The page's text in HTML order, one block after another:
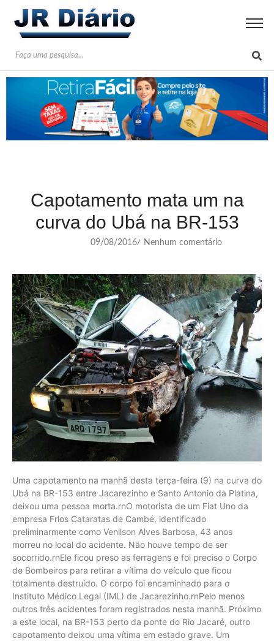
Capotamento mata um na
curva do Ubá na BR-153
09/08/2016/ Nenhum comentário
Uma capotamento na manhã desta terça-feira (9) na curva do
Ubá na BR-153 entre Jacarezinho e Santo Antonio da Platina,
deixou uma pessoa morta.rnO motorista de um Fiat Uno da
empresa Frios Cataratas de Cambé, identificado
preliminarmente como Venilson Alves Barbosa, 43 anos
morreu no local do acidente. Não houve tempo de ser
socorrido.rnEle ficou preso as ferragens e foi preciso o Corpo
de Bombeiros para retirar a vítima do veículo que ficou
totalmente destruído. O corpo foi encaminhado para o
Instituto Médico Legal (IML) de Jacarezinho.rnPelo menos
outros três acidentes foram registrados nesta manhã. Próximo
a este local, na BR-153 perto da ponte do Rio Jacaré, outro
capotamento deixou uma vítima em estado grave. Um